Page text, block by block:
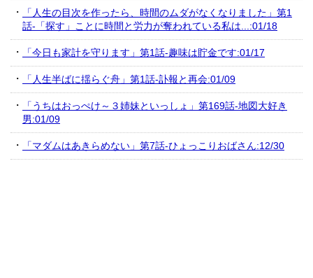
「人生の目次を作ったら、時間のムダがなくなりました」第1
話-「探す」ことに時間と労力が奪われている私は...:01/18
「今日も家計を守ります」第1話-趣味は貯金です:01/17
「人生半ばに揺らぐ舟」第1話-訃報と再会:01/09
「うちはおっぺけ～３姉妹といっしょ」第169話-地図大好き
男:01/09
「マダムはあきらめない」第7話-ひょっこりおばさん:12/30